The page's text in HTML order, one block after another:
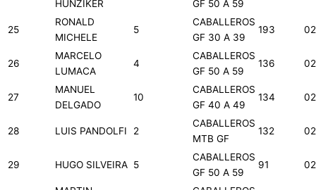
HUNZIKER
GF 50 A 59
25
RONALD
MICHELE
5
CABALLEROS
GF 30 A 39
193
26
MARCELO
LUMACA
4
CABALLEROS
GF 50 A 59
136
27
MANUEL
DELGADO
10
CABALLEROS
GF 40 A 49
134
28 LUIS PANDOLFI 2
CABALLEROS
MTB GF
132
29 HUGO SILVEIRA 5
CABALLEROS
GF 50 A 59
91